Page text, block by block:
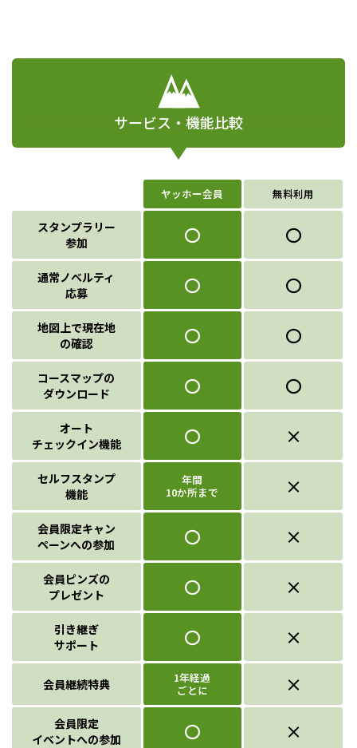
サービス・機能比較
ヤッホー会員 無料利用
スタンプラリー
参加
〇 〇
通常ノベルティ
応募
〇 〇
地図上で現在地
の確認
〇 〇
コースマップの
ダウンロード
〇 〇
オート
チェックイン機能
〇 ×
セルフスタンプ
機能
年間
10か所まで
×
会員限定キャン
ペーンへの参加
〇 ×
会員ピンズの
プレゼント
〇 ×
引き継ぎ
サポート
〇 ×
会員継続特典
1年経過
ごとに
×
会員限定
イベントへの参加
〇 ×